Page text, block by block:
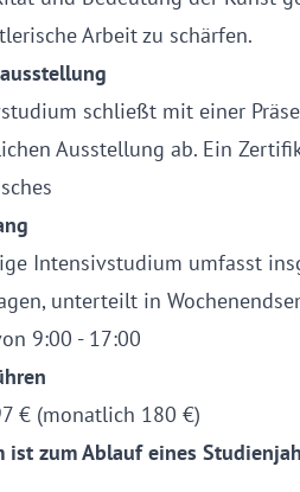
Arbeit zu schärfen.
schließt mit einer
Ausstellung ab. Ein
Intensivstudium umfasst
unterteilt in
9:00 - 17:00
€ (monatlich 180 €)
ist zum Ablauf eines